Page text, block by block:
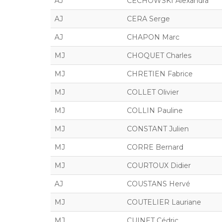
AJ CERA Serge
AJ CHAPON Marc
MJ CHOQUET Charles
MJ CHRETIEN Fabrice
MJ COLLET Olivier
MJ COLLIN Pauline
MJ CONSTANT Julien
MJ CORRE Bernard
MJ COURTOUX Didier
AJ COUSTANS Hervé
MJ COUTELIER Lauriane